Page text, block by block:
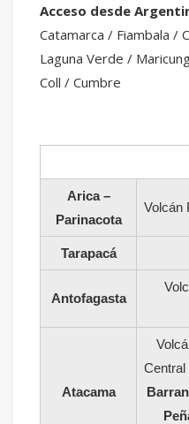
Acceso desde
Catamarca / Fiambala /
Laguna Verde /
Coll / Cumbre
Arica –
Parinacota
Volcán
Tarapacá
Antofagasta
Atacama
Central